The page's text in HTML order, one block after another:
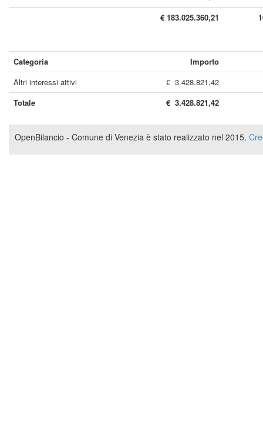
€ 183.025.360,21
Categoria
Importo
Altri interessi attivi
€ 3.428.821,42
Totale
€ 3.428.821,42
OpenBilancio - Comune di Venezia è stato realizzato nel 2015.